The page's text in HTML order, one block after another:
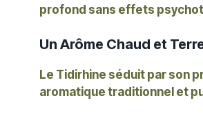
profond sans effets
Un Arôme Chaud et
Le Tidirhine séduit par son
aromatique traditionnel et